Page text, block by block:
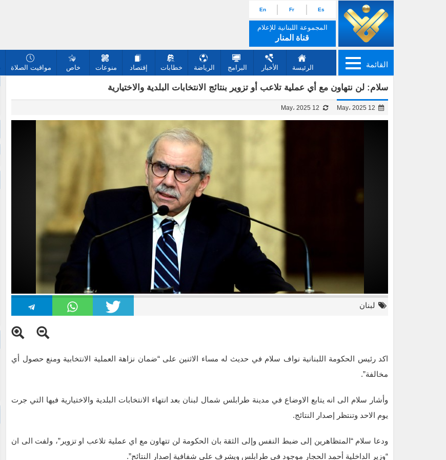
Es
Fr
En
المجموعة اللبنانية للإعلام
قناة المنار
القائمة الرئيسة الأخبار البرامج الرياضة خطابات إقتصاد منوعات خاص مواقيت الصلاة
سلام: لن نتهاون مع أي عملية تلاعب أو تزوير بنتائج الانتخابات البلدية والاختيارية
لبنان
اكد رئيس الحكومة اللبنانية نواف سلام في حديث له مساء الاثنين على “ضمان نزاهة العملية الانتخابية ومنع حصول أي
مخالفة”.
وأشار سلام الى انه يتابع الاوضاع في مدينة طرابلس شمال لبنان بعد انتهاء الانتخابات البلدية والاختيارية فيها التي جرت
يوم الاحد وتنتظر إصدار النتائج.
ودعا سلام “المتظاهرين إلى ضبط النفس وإلى الثقة بان الحكومة لن تتهاون مع اي عملية تلاعب او تزوير”، ولفت الى ان
“وزير الداخلية أحمد الحجار موجود في طرابلس ويشرف على شفافية إصدار النتائج”.